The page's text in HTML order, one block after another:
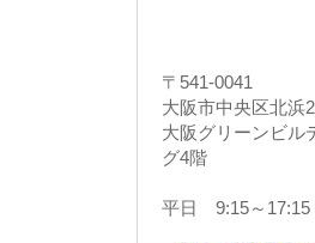
〒541-0041
大阪市中央区北浜
大阪グリーンビル
グ4階
平日 9:15～17:15